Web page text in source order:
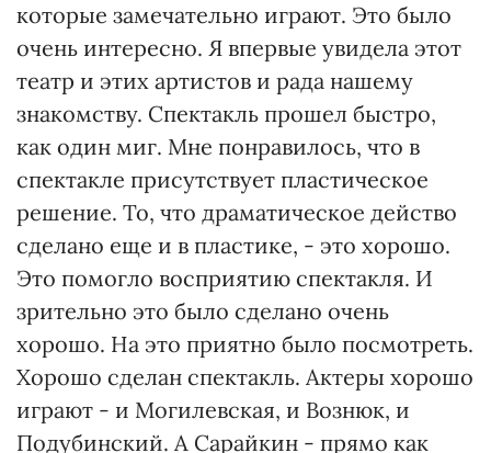
которые замечательно играют. Это было
очень интересно. Я впервые увидела этот
театр и этих артистов и рада нашему
знакомству. Спектакль прошел быстро,
как один миг. Мне понравилось, что в
спектакле присутствует пластическое
решение. То, что драматическое действо
сделано еще и в пластике, - это хорошо.
Это помогло восприятию спектакля. И
зрительно это было сделано очень
хорошо. На это приятно было посмотреть.
Хорошо сделан спектакль. Актеры хорошо
играют - и Могилевская, и Вознюк, и
Подубинский. А Сарайкин - прямо как